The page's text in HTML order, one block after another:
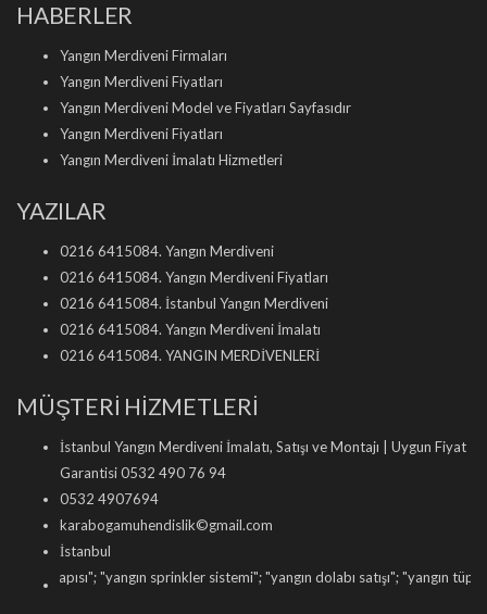
HABERLER
Yangın Merdiveni Firmaları
Yangın Merdiveni Fiyatları
Yangın Merdiveni Model ve Fiyatları Sayfasıdır
Yangın Merdiveni Fiyatları
Yangın Merdiveni İmalatı Hizmetleri
YAZILAR
0216 6415084. Yangın Merdiveni
0216 6415084. Yangın Merdiveni Fiyatları
0216 6415084. İstanbul Yangın Merdiveni
0216 6415084. Yangın Merdiveni İmalatı
0216 6415084. YANGIN MERDİVENLERİ
MÜŞTERİ HİZMETLERİ
İstanbul Yangın Merdiveni İmalatı, Satışı ve Montajı | Uygun Fiyat
Garantisi 0532 490 76 94
0532 4907694
karabogamuhendislik©gmail.com
İstanbul
yangın sprinkler sistemi"; "yangın dolabı satışı"; "yangın tüpü dolumu